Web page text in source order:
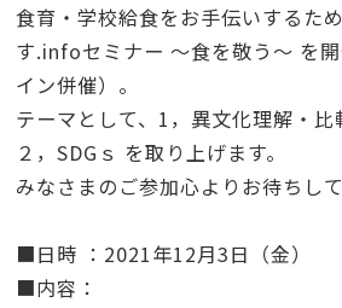
食育・学校給食をお手伝いするた
す.infoセミナー ～食を敬う～ を
イン併催）。
テーマとして、 1，異文化理解・比
２，SDGｓ を取り上げます。
みなさまのご参加心よりお待ちして
■日時 ：2021年12月3日（金）
■内容：